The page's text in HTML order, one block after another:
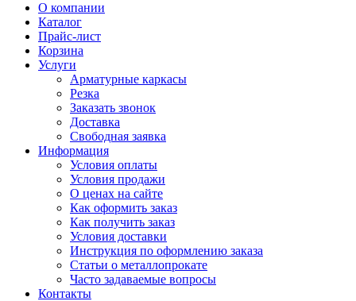
О компании
Каталог
Прайс-лист
Корзина
Услуги
Арматурные каркасы
Резка
Заказать звонок
Доставка
Свободная заявка
Информация
Условия оплаты
Условия продажи
О ценах на сайте
Как оформить заказ
Как получить заказ
Условия доставки
Инструкция по оформлению заказа
Статьи о металлопрокате
Часто задаваемые вопросы
Контакты